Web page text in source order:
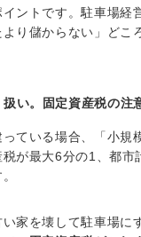
ントです。駐車場経
り儲からない」どこ
い。固定資産税の注
ている場合、「小規
が最大6分の1、都市
家を壊して駐車場に